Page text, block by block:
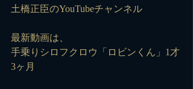
土橋正臣のYouTubeチャンネル
最新動画は、
手乗りシロフクロウ「ロビンくん」1才
3ヶ月